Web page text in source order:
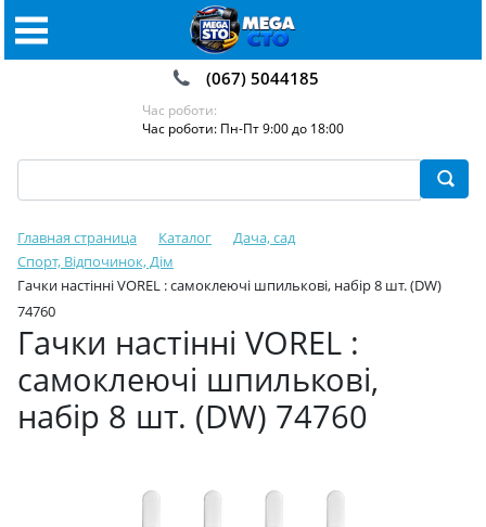
(067) 5044185
Час роботи:
Час роботи: Пн-Пт 9:00 до 18:00
Главная страница Каталог
Дача, сад
Спорт, Відпочинок, Дім
Гачки настінні VOREL : самоклеючі шпилькові, набір 8 шт. (DW)
74760
Гачки настінні VOREL :
самоклеючі шпилькові,
набір 8 шт. (DW) 74760